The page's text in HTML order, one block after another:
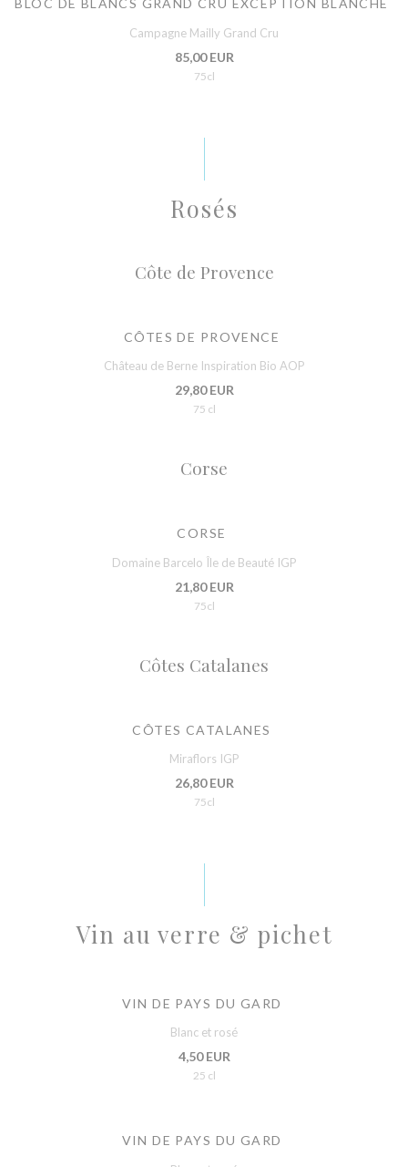
BLOC DE BLANCS GRAND CRU EXCEPTION BLANCHE
Campagne Mailly Grand Cru
85,00 EUR
75cl
Rosés
Côte de Provence
CÔTES DE PROVENCE
Château de Berne Inspiration Bio AOP
29,80 EUR
75 cl
Corse
CORSE
Domaine Barcelo Île de Beauté IGP
21,80 EUR
75cl
Côtes Catalanes
CÔTES CATALANES
Miraflors IGP
26,80 EUR
75cl
Vin au verre & pichet
VIN DE PAYS DU GARD
Blanc et rosé
4,50 EUR
25 cl
VIN DE PAYS DU GARD